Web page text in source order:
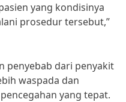
yang kondisinya
prosedur tersebut,”
penyebab dari penyakit
waspada dan
yang tepat.